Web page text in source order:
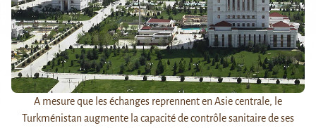
A mesure que les échanges reprennent en Asie centrale, le
Turkménistan augmente la capacité de contrôle sanitaire de ses